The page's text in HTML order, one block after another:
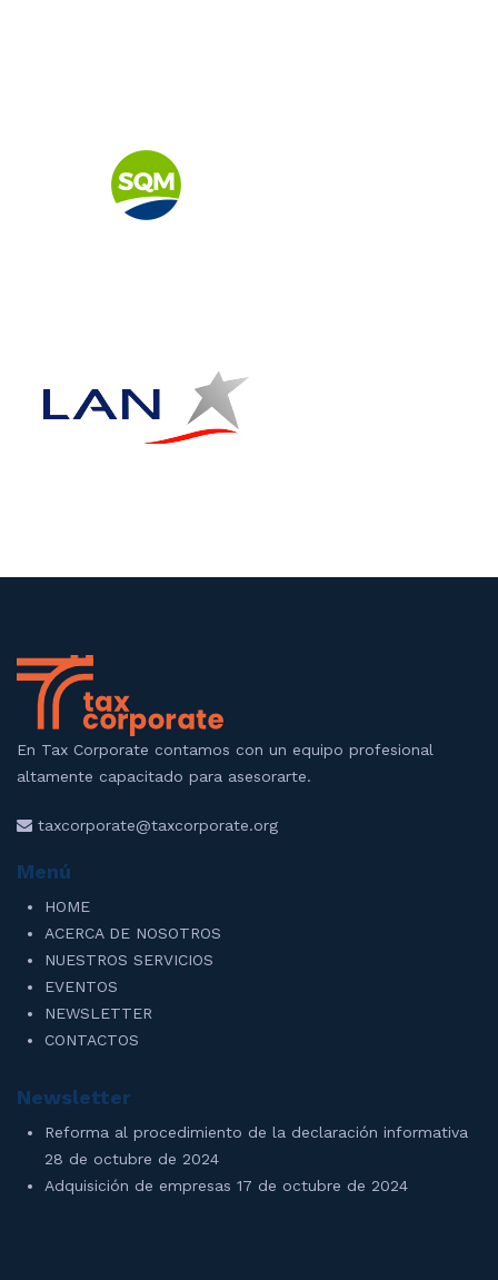
En Tax Corporate contamos con un equipo profesional
altamente capacitado para asesorarte.
taxcorporate@taxcorporate.org
Menú
HOME
ACERCA DE NOSOTROS
NUESTROS SERVICIOS
EVENTOS
NEWSLETTER
CONTACTOS
Newsletter
Reforma al procedimiento de la declaración informativa
28 de octubre de 2024
Adquisición de empresas 17 de octubre de 2024